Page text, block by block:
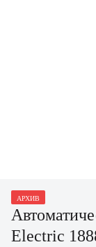
АРХИВ
Electric